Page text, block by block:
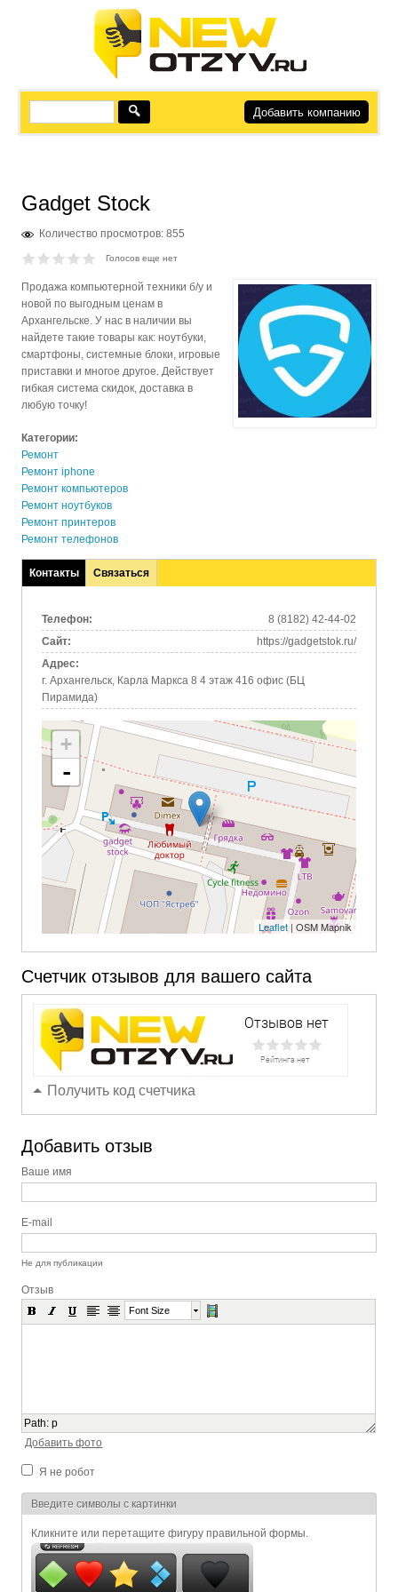
Добавить компанию
Gadget Stoсk
Количество просмотров: 855
Голосов еще нет
Продажа компьютерной техники б/у и
новой по выгодным ценам в
Архангельске. У нас в наличии вы
найдете такие товары как: ноутбуки,
смартфоны, системные блоки, игровые
приставки и многое другое. Действует
гибкая система скидок, доставка в
любую точку!
Категории:
Ремонт
Ремонт iphone
Ремонт компьютеров
Ремонт ноутбуков
Ремонт принтеров
Ремонт телефонов
Контакты
(активная
Связаться
Телефон:
8 (8182) 42-44-02
Сайт:
https://gadgetstok.ru/
Адрес:
г. Архангельск, Карла Маркса 8 4 этаж 416 офис (БЦ
Пирамида)
+
-
Leaflet| OSM Mapnik
Счетчик отзывов для вашего сайта
Получить код счетчика
Добавить отзыв
Ваше имя
E-mail
Не для публикации
Отзыв
Font Size
Path:p
Добавить фото
Я не робот
Я спамер
Введите символы с картинки
Кликните или перетащите фигуру правильной формы.